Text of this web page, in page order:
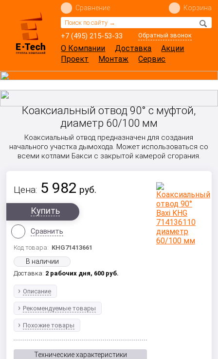
+7 (495) 215-53-33 Обратный звонок
Сравнение Корзина
О Компании Доставка
Акции
Проект
Монтаж Сервис
Коаксиальный отвод 90° с муфтой,
диаметр 60/100 мм
Коаксиальный отвод предназначен для создания
начального участка дымохода. Может использоваться со
всеми котлами Бакси с закрытой камерой сгорания.
Цена: 5 982 руб.
Купить
Сравнить
Код товара: KHG71413661
В наличии
Доставка: 2 рабочих дня, 600 руб.
Описание
Рекомендуемые товары
Похожие товары
Технические характеристики